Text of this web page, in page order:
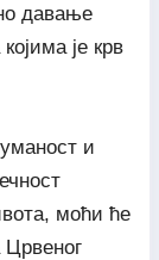
давање
је крв
и
моћи ће
Црвеног